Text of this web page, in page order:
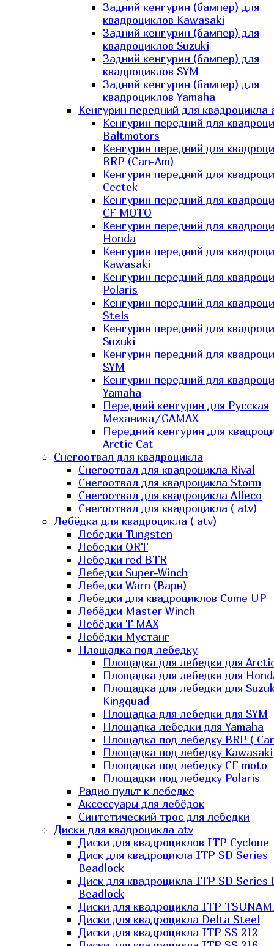
Задний кенгурин (бампер) для
квадроциклов Kawasaki
Задний кенгурин (бампер) для
квадроциклов Suzuki
Задний кенгурин (бампер) для
квадроциклов SYM
Задний кенгурин (бампер) для
квадроциклов Yamaha
Кенгурин передний для квадроцикла
Кенгурин передний для
Baltmotors
Кенгурин передний для
BRP (Can-Am)
Кенгурин передний для
Cectek
Кенгурин передний для
CF MOTO
Кенгурин передний для
Honda
Кенгурин передний для
Kawasaki
Кенгурин передний для
Polaris
Кенгурин передний для
Stels
Кенгурин передний для
Suzuki
Кенгурин передний для
SYM
Кенгурин передний для
Yamaha
Передний кенгурин для Русская
Механика/GAMAX
Передний кенгурин для
Arctic Cat
Снегоотвал для квадроцикла
Снегоотвал для квадроцикла Rival
Снегоотвал для квадроцикла Storm
Снегоотвал для квадроцикла Alfeco
Снегоотвал для квадроцикла ( atv)
Лебёдка для квадроцикла ( atv)
Лебедки Tungsten
Лебедки ORT
Лебедки red BTR
Лебедки Super-Winch
Лебедки Warn (Варн)
Лебедки для квадроциклов Come UP
Лебёдки Master Winch
Лебёдки T-MAX
Лебёдки Мустанг
Площадка под лебедку
Площадка для лебедки для
Площадка для лебедки для
Площадка для лебедки для
Kingquad
Площадка для лебедки для SYM
Площадка лебедки для Yamaha
Площадка под лебедку BRP (
Площадка под лебедку Kawasaki
Площадка под лебедку СF moto
Площадки под лебедку Polaris
Радио пульт к лебедке
Аксессуары для лебёдок
Синтетический трос для лебедки
Диски для квадроцикла atv
Диски для квадроциклов ITP Cyclone
Диск для квадроцикла ITP SD Series
Beadlock
Диск для квадроцикла ITP SD Series
Beadlock
Диски для квадроцикла ITP
Диски для квадроцикла Delta Steel
Диски для квадроцикла ITP SS 212